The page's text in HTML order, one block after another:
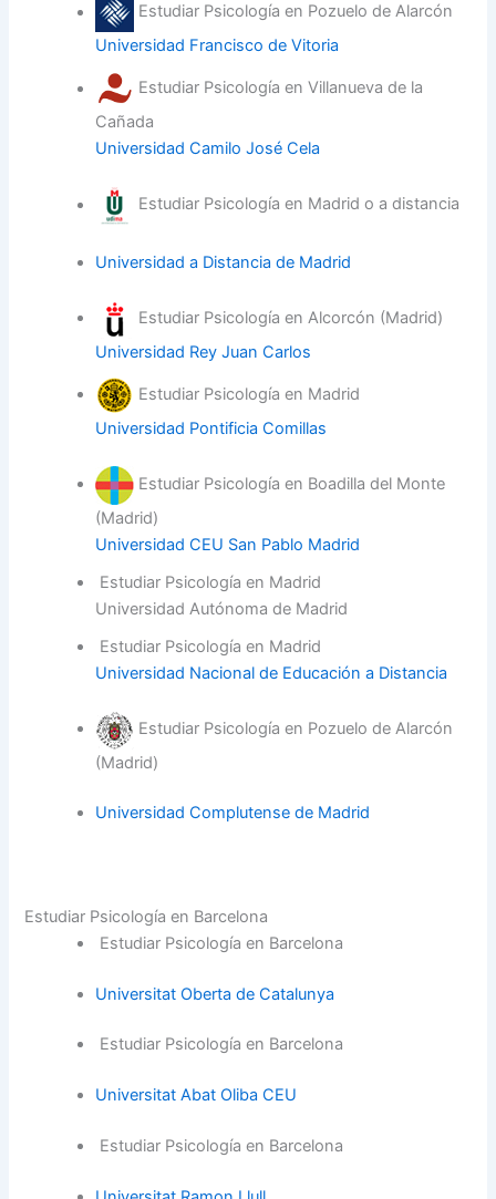
Estudiar Psicología en Pozuelo de Alarcón
Universidad Francisco de Vitoria
Estudiar Psicología en Villanueva de la
Cañada
Universidad Camilo José Cela
Estudiar Psicología en Madrid o a distancia
Universidad a Distancia de Madrid
Estudiar Psicología en Alcorcón (Madrid)
Universidad Rey Juan Carlos
Estudiar Psicología en Madrid
Universidad Pontificia Comillas
Estudiar Psicología en Boadilla del Monte
(Madrid)
Universidad CEU San Pablo Madrid
Estudiar Psicología en Madrid
Universidad Autónoma de Madrid
Estudiar Psicología en Madrid
Universidad Nacional de Educación a Distancia
Estudiar Psicología en Pozuelo de Alarcón
(Madrid)
Universidad Complutense de Madrid
Estudiar Psicología en Barcelona
Estudiar Psicología en Barcelona
Universitat Oberta de Catalunya
Estudiar Psicología en Barcelona
Universitat Abat Oliba CEU
Estudiar Psicología en Barcelona